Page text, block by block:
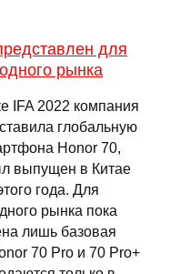
для
рынка
IFA 2022 компания
глобальную
Honor 70,
выпущен в Китае
года. Для
рынка пока
лишь базовая
70 Pro и 70 Pro+